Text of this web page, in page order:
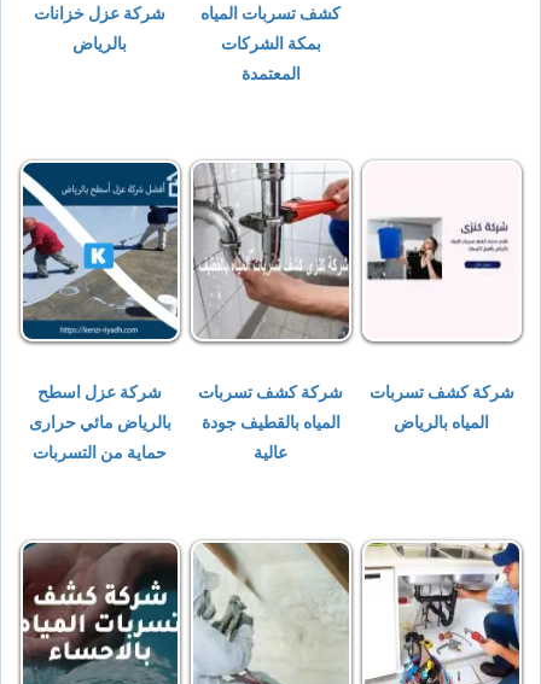
كشف تسربات المياه
بمكة الشركات
المعتمدة
شركة عزل خزانات
بالرياض
شركة كشف تسربات
المياه بالرياض
شركة كشف تسربات
المياه بالقطيف جودة
عالية
شركة عزل اسطح
بالرياض مائي حرارى
حماية من التسربات